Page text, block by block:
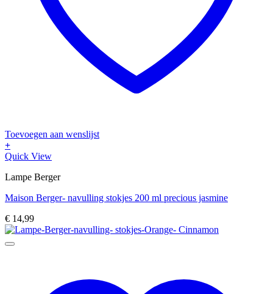
Toevoegen aan wenslijst
+
Quick View
Lampe Berger
Maison Berger- navulling stokjes 200 ml precious jasmine
€ 14,99